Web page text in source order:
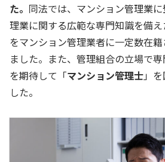
た。 同法では、マンション管理業に
理業に関する広範な専門知識を備え
をマンション管理業者に一定数在
ました。また、管理組合の立場で
を期待して「マンション管理士」
した。